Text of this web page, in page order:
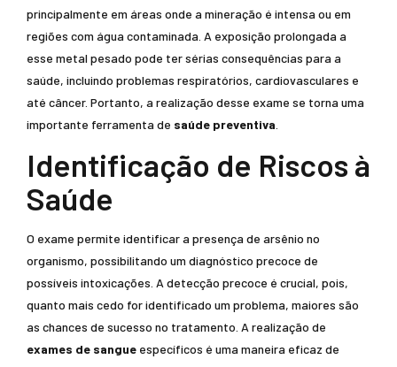
principalmente em áreas onde a mineração é intensa ou em
regiões com água contaminada. A exposição prolongada a
esse metal pesado pode ter sérias consequências para a
saúde, incluindo problemas respiratórios, cardiovasculares e
até câncer. Portanto, a realização desse exame se torna uma
importante ferramenta de saúde preventiva
Identificação de Riscos à
Saúde
O exame permite identificar a presença de arsênio no
organismo, possibilitando um diagnóstico precoce de
possíveis intoxicações. A detecção precoce é crucial, pois,
quanto mais cedo for identificado um problema, maiores são
as chances de sucesso no tratamento. A realização de
exames de sangue específicos é uma maneira eficaz de